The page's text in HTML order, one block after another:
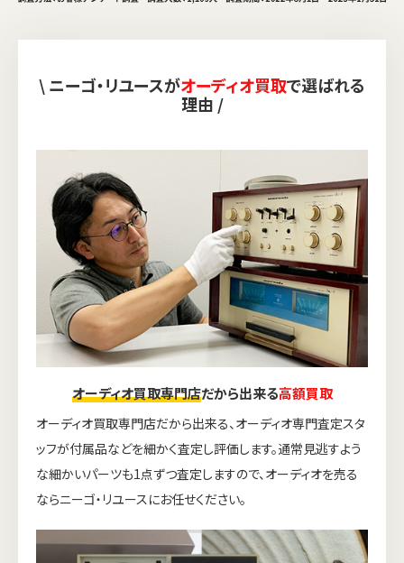
\ ニーゴ・リユースがオーディオ買取で選ばれる
理由 /
オーディオ買取専門店だから出来る高額買取
オーディオ買取専門店だから出来る、オーディオ専門査定スタ
ッフが付属品などを細かく査定し評価します。通常見逃すよう
な細かいパーツも1点ずつ査定しますので、オーディオを売る
ならニーゴ・リユースにお任せください。